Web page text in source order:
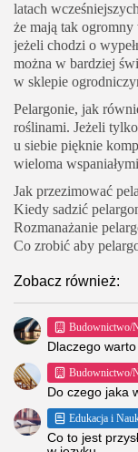
latach
że mają tak
jeżeli chodzi o
można w bardziej
w sklepie
Pelargonie, jak
roślinami. Jeżeli
u siebie pięknie
wieloma
Jak przezimować
Kiedy sadzić
Rozmanażanie
Co zrobić aby
Zobacz również:
Budownictwo/
Dlaczego
Budownictwo/
Do czego jaka
Edukacja i
Co to jest